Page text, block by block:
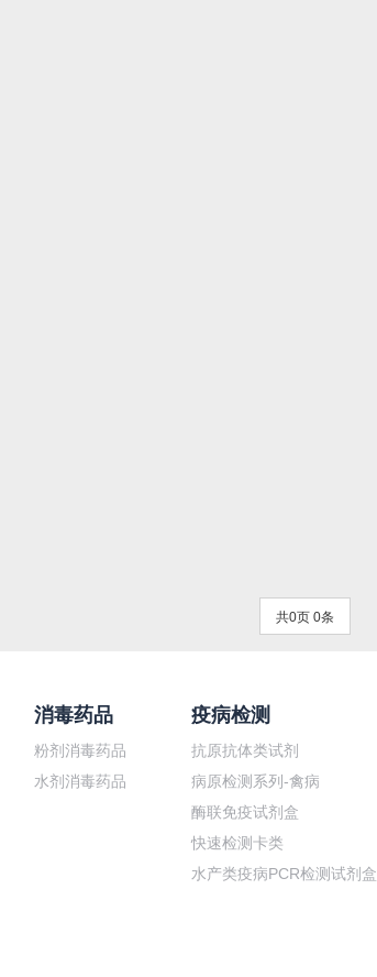
共0页 0条
消毒药品
粉剂消毒药品
水剂消毒药品
疫病检测
抗原抗体类试剂
病原检测系列-禽病
酶联免疫试剂盒
快速检测卡类
水产类疫病PCR检测试剂盒